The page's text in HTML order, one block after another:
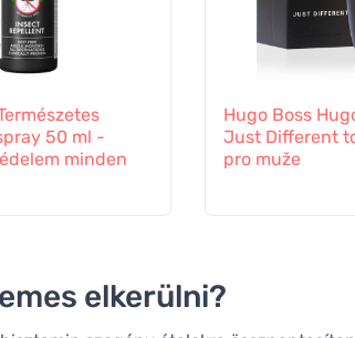
50 ml -
minden
Hugo Boss
Just Different
pro muže
elkerülni?